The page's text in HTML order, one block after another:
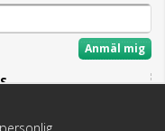
Anmäl mig
inom Badrum,